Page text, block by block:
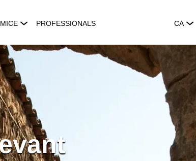
MICE PROFESSIONALS CA